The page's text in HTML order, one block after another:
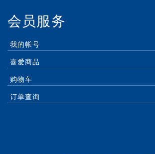
会员服务
我的帐号
喜爱商品
购物车
订单查询